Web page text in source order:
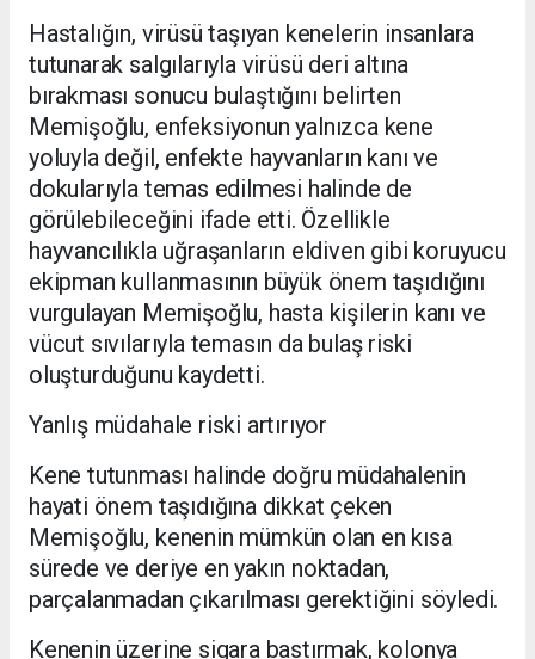
Hastalığın, virüsü taşıyan kenelerin insanlara
tutunarak salgılarıyla virüsü deri altına
bırakması sonucu bulaştığını belirten
Memişoğlu, enfeksiyonun yalnızca kene
yoluyla değil, enfekte hayvanların kanı ve
dokularıyla temas edilmesi halinde de
görülebileceğini ifade etti. Özellikle
hayvancılıkla uğraşanların eldiven gibi koruyucu
ekipman kullanmasının büyük önem taşıdığını
vurgulayan Memişoğlu, hasta kişilerin kanı ve
vücut sıvılarıyla temasın da bulaş riski
oluşturduğunu kaydetti.
Yanlış müdahale riski artırıyor
Kene tutunması halinde doğru müdahalenin
hayati önem taşıdığına dikkat çeken
Memişoğlu, kenenin mümkün olan en kısa
sürede ve deriye en yakın noktadan,
parçalanmadan çıkarılması gerektiğini söyledi.
Kenenin üzerine sigara bastırmak, kolonya